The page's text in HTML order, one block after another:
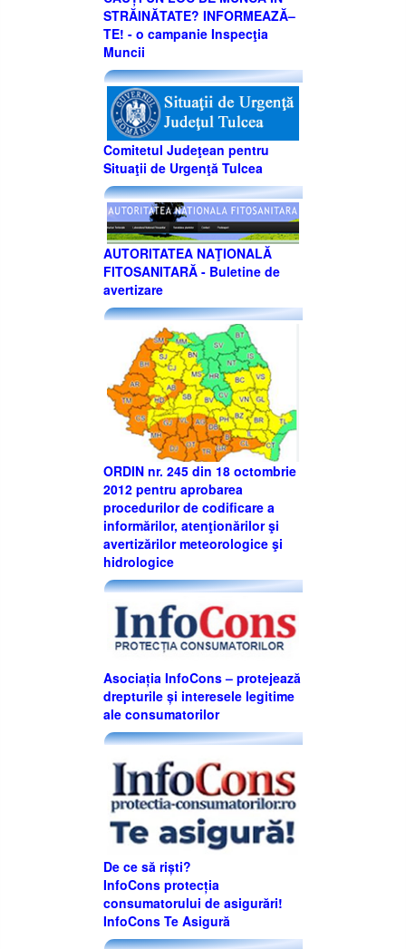
STRĂINĂTATE? INFORMEAZĂ–
TE! - o campanie Inspecţia
Muncii
Comitetul Judeţean pentru
Situaţii de Urgenţă Tulcea
AUTORITATEA NAŢIONALĂ
FITOSANITARĂ - Buletine de
avertizare
ORDIN nr. 245 din 18 octombrie
2012 pentru aprobarea
procedurilor de codificare a
informărilor, atenţionărilor şi
avertizărilor meteorologice şi
hidrologice
Asociația InfoCons – protejează
drepturile și interesele legitime
ale consumatorilor
De ce să riști?
InfoCons protecția
consumatorului de asigurări!
InfoCons Te Asigură